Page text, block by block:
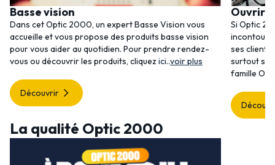
Basse vision
Dans cet Optic 2000, un expert Basse Vision vous
accueille et vous propose des produits basse vision
pour vous aider au quotidien. Pour prendre rendez-
vous ou découvrir les produits, cliquez ici..voir plus
Découvrir
Ouvrir
Si Optic
ses
surtout
famille
La qualité Optic 2000